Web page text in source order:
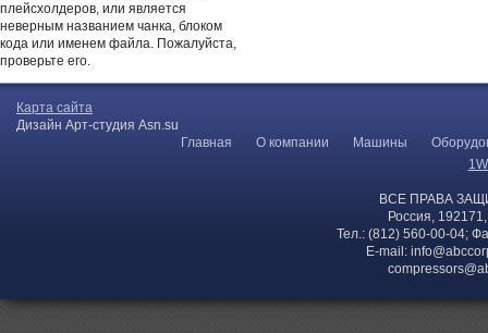
плейсхолдеров, или является
неверным названием чанка, блоком
кода или именем файла. Пожалуйста,
проверьте его.
Карта сайта
Дизайн Арт-студия Asn.su
Главная
О компании Машины
ВСЕ ПРАВА
Россия,
Тел.: (812) 560-00-04;
E-mail: